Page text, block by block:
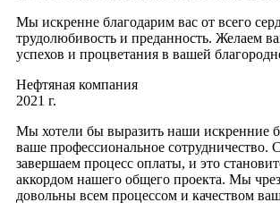
Мы искренне благодарим вас от всего
трудолюбивость и преданность. Желаем
успехов и процветания в вашей
Нефтяная компания
2021 г.
Мы хотели бы выразить наши искренние
ваше профессиональное сотрудничество.
завершаем процесс оплаты, и это
аккордом нашего общего проекта. Мы
довольны всем процессом и качеством